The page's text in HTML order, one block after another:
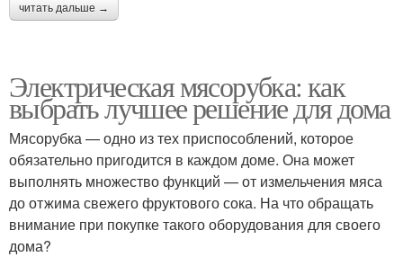
читать дальше →
Электрическая мясорубка: как
выбрать лучшее решение для дома
Мясорубка — одно из тех приспособлений, которое
обязательно пригодится в каждом доме. Она может
выполнять множество функций — от измельчения мяса
до отжима свежего фруктового сока. На что обращать
внимание при покупке такого оборудования для своего
дома?